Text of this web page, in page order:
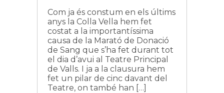
Com ja és constum en els últims
anys la Colla Vella hem fet
costat a la importantíssima
causa de la Marató de Donació
de Sang que s’ha fet durant tot
el dia d’avui al Teatre Principal
de Valls. I ja a la clausura hem
fet un pilar de cinc davant del
Teatre, on també han […]